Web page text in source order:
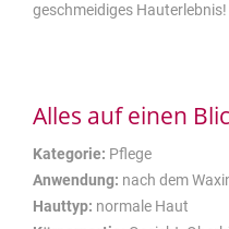
geschmeidiges Hauterlebnis!
Alles auf einen
Kategorie: Pflege
Anwendung: nach dem
Hauttyp: normale Haut